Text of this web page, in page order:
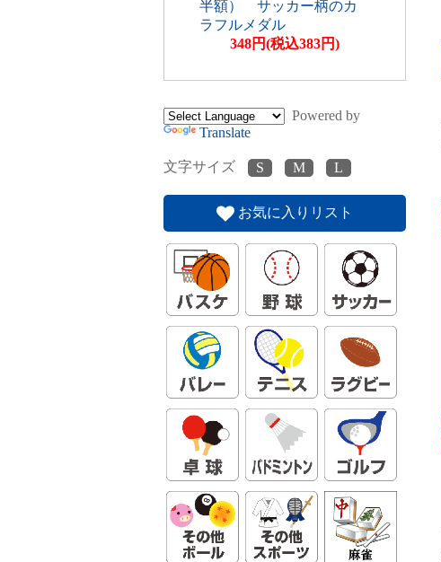
半額） サッカー柄のカ
ラフルメダル
348円(税込383円)
Powered by
Translate
文字サイズ
お気に入りリスト